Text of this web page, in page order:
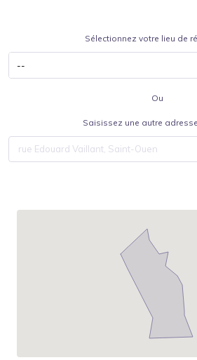
Sélectionnez votre lieu de
Ou
Saisissez une autre